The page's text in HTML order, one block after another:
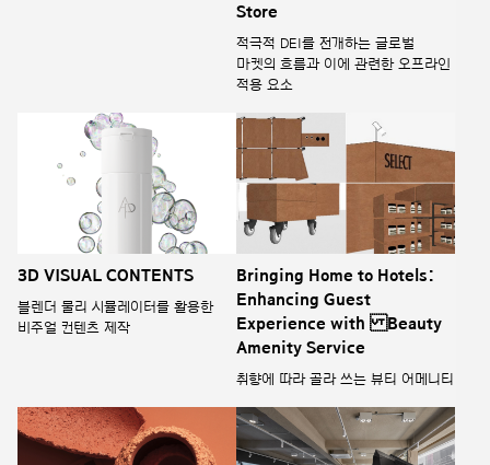
Store
적극적 DEI를 전개하는 글로벌
마켓의 흐름과 이에 관련한 오프라인
적용 요소
3D VISUAL CONTENTS
블렌더 물리 시뮬레이터를 활용한
비주얼 컨텐츠 제작
Bringing Home to Hotels:
Enhancing Guest
Experience with Beauty
Amenity Service
취향에 따라 골라 쓰는 뷰티 어메니티